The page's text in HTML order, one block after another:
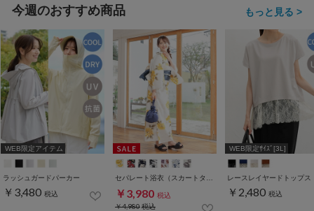
今週のおすすめ商品 もっと見る >
WEB限定アイテム
ラッシュガードパーカー
￥3,480 税込 ￥3,980 税込
￥4,980税込
WEB限定ｻｲｽﾞ[3L]
レースレイヤードトップス
￥2,480 税込